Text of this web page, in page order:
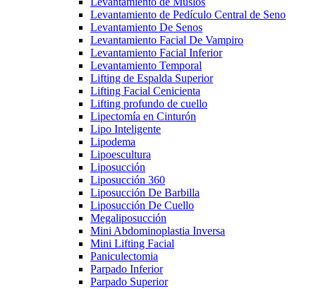
Levantamiento de Pedículo Central de Seno
Levantamiento De Senos
Levantamiento Facial De Vampiro
Levantamiento Facial Inferior
Levantamiento Temporal
Lifting de Espalda Superior
Lifting Facial Cenicienta
Lifting profundo de cuello
Lipectomía en Cinturón
Lipo Inteligente
Lipodema
Lipoescultura
Liposucción
Liposucción 360
Liposucción De Barbilla
Liposucción De Cuello
Megaliposucción
Mini Abdominoplastia Inversa
Mini Lifting Facial
Paniculectomia
Parpado Inferior
Parpado Superior